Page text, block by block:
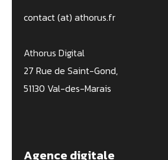
contact (at) athorus.fr
Athorus Digital
27 Rue de Saint-Gond,
51130 Val-des-Marais
Agence digitale